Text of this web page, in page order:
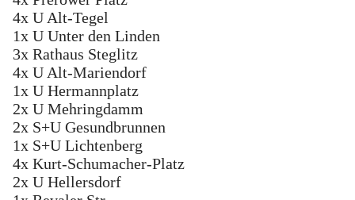
4x U Alt-Tegel
1x U Unter den Linden
3x Rathaus Steglitz
4x U Alt-Mariendorf
1x U Hermannplatz
2x U Mehringdamm
2x S+U Gesundbrunnen
1x S+U Lichtenberg
4x Kurt-Schumacher-Platz
2x U Hellersdorf